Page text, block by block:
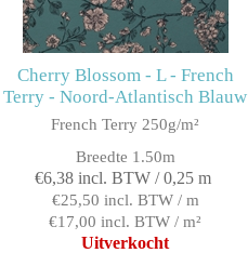
Cherry Blossom - L - French
Terry - Noord-Atlantisch Blauw
French Terry 250g/m²
Breedte 1.50m
€6,38 incl. BTW / 0,25 m
€25,50 incl. BTW / m
€17,00 incl. BTW / m²
Uitverkocht